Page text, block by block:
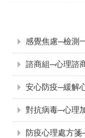
感覺焦慮─檢測
諮商組─心理諮
安心防疫─緩解
對抗病毒─心理
防疫心理處方